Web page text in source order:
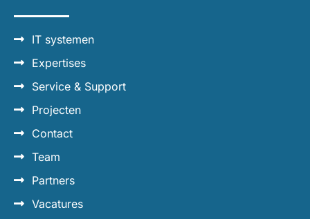
IT systemen
Expertises
Service & Support
Projecten
Contact
Team
Partners
Vacatures